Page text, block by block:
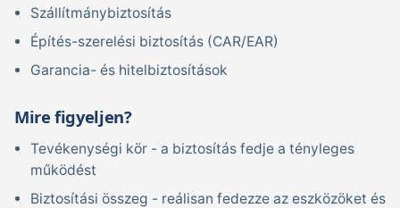
Szállítmánybiztosítás
Építés-szerelési biztosítás (CAR/EAR)
Garancia- és hitelbiztosítások
Mire figyeljen?
Tevékenységi kör - a biztosítás fedje a tényleges
működést
Biztosítási összeg - reálisan fedezze az eszközöket és